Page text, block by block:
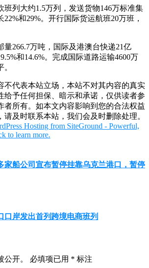
班列大约1.5万列，发送货物146万标准集
和29%。开行国际货运航班20万班，
量266.7万吨，国际及港澳台快递21亿
和14.6%。完成国际道路运输4600万
不代表本站立场，本站不对其内容的真实
给予任何担保、暗示和承诺，仅供读者参
者所有。如本文内容影响到您的合法权益
请及时联系本站，我们会及时删除处理。
家船公司宣布暂停挂靠乌克兰港口，暂停
口岸发出首列跨境电商班列
开。 必填项已用 * 标注